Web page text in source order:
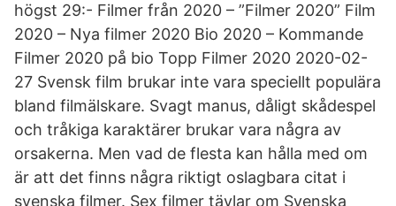
högst 29:- Filmer från 2020 – ”Filmer 2020” Film
2020 – Nya filmer 2020 Bio 2020 – Kommande
Filmer 2020 på bio Topp Filmer 2020 2020-02-
27 Svensk film brukar inte vara speciellt populära
bland filmälskare. Svagt manus, dåligt skådespel
och tråkiga karaktärer brukar vara några av
orsakerna. Men vad de flesta kan hålla med om
är att det finns några riktigt oslagbara citat i
svenska filmer. Sex filmer tävlar om Svenska